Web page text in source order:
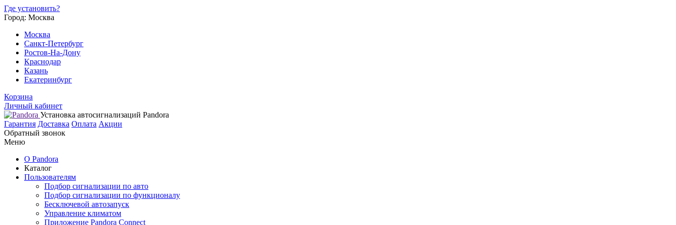
Где установить?
Город: Москва
Москва
Санкт-Петербург
Ростов-На-Дону
Краснодар
Казань
Екатеринбург
Корзина
Личный кабинет
Установка автосигнализаций Pandora
Гарантия Доставка Оплата Акции
Обратный звонок
Меню
О Pandora
Каталог
Пользователям
Подбор сигнализации по авто
Подбор сигнализации по функционалу
Бесключевой автозапуск
Управление климатом
Приложение Pandora Connect